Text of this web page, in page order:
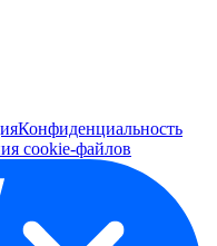
Конфиденциальность
cookie-файлов